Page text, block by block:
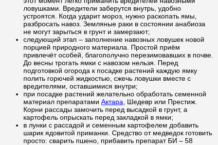
ловушками. Вредители заберутся внутрь, удобно
устроятся. Когда ударит мороз, нужно раскопать ямы,
разбросать навоз. Земляные раки в состоянии анабиоза
не могут зарыться в грунт и замерзают;
следующий этап – заполнение навозных ловушек новой
порцией природного материала. Простой приём
привлечёт особей, благополучно перезимовавших в почве.
До весны трогать ямки с навозом нельзя. Перед
подготовкой огорода к посадке растений каждую ямку
полить горючей жидкостью, сжечь ловушки вместе с
вредителями, оставшимися внутри;
при посадке растений желательно обработать семенной
материал препаратами Актара , Шедевр или Престиж.
Корни рассады замочить перед высадкой в грунт, а
картофель опрыскать перед закладкой в ямки;
в лунки с рассадой и семенным картофелем добавить
шарик ядовитой приманки. Средство от медведок готовить
просто: сварить пшено, прибавить препарат БИ – 58